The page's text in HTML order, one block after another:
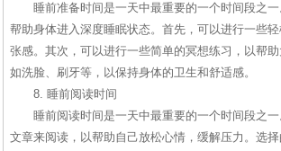
睡前准备时间是一天中最重要的一个时间段之
帮助身体进入深度睡眠状态。首先，可以进行一些
张感。其次，可以进行一些简单的冥想练习，以帮
如洗脸、刷牙等，以保持身体的卫生和舒适感。
8. 睡前阅读时间
睡前阅读时间是一天中最重要的一个时间段之
文章来阅读，以帮助自己放松心情，缓解压力。选